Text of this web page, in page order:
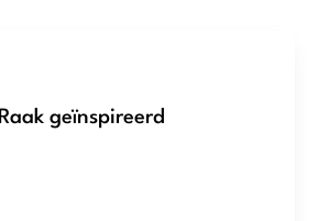
Raak geïnspireerd